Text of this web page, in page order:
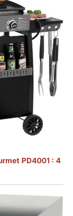
PD4001 : 4